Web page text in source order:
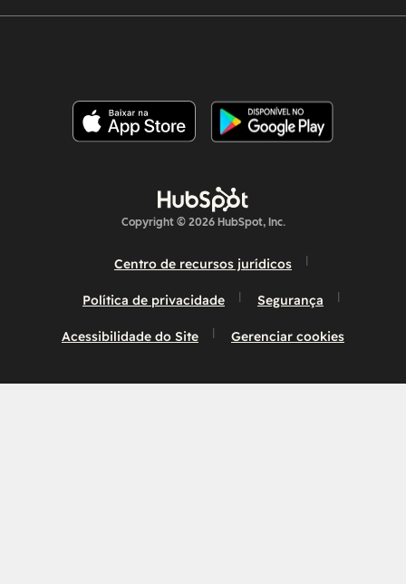
Copyright © 2026 HubSpot, Inc.
Centro de recursos jurídicos
Política de privacidade Segurança
Acessibilidade do Site Gerenciar cookies